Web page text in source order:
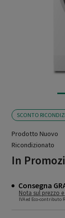
SCONTO
Prodotto Nuovo
Ricondizionato
In
Consegna
Nota sul prezzo
IVA ed Eco-contributo